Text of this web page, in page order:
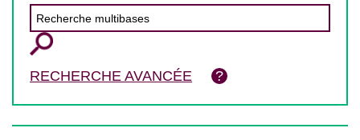
RECHERCHE AVANCÉE